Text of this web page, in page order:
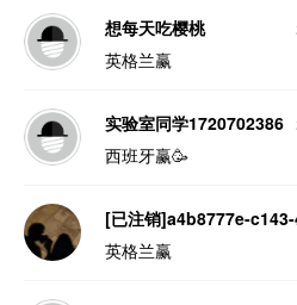
想每天吃樱桃
英格兰赢
实验室同学1720702386
西班牙赢🥳
[已注销]a4b8777e-
英格兰赢